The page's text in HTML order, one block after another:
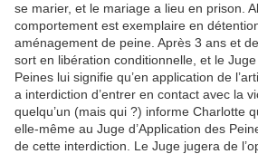
se marier, et le mariage a lieu en prison.
comportement est exemplaire en
aménagement de peine. Après 3 ans et
sort en libération conditionnelle, et le Juge
Peines lui signifie qu’en application de
a interdiction d’entrer en contact avec la
quelqu’un (mais qui ?) informe Charlotte
elle-même au Juge d’Application des
de cette interdiction. Le Juge jugera de